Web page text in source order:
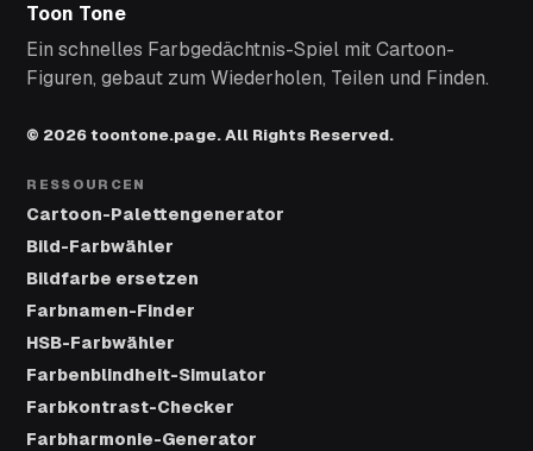
Toon Tone
Ein schnelles Farbgedächtnis-Spiel mit Cartoon-
Figuren, gebaut zum Wiederholen, Teilen und Finden.
© 2026 toontone.page. All Rights Reserved.
RESSOURCEN
Cartoon-Palettengenerator
Bild-Farbwähler
Bildfarbe ersetzen
Farbnamen-Finder
HSB-Farbwähler
Farbenblindheit-Simulator
Farbkontrast-Checker
Farbharmonie-Generator